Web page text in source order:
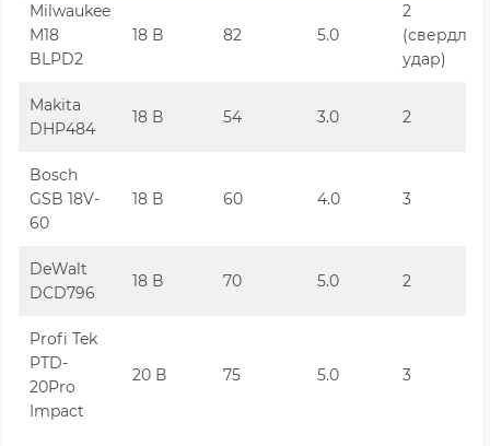
Milwaukee
M18
BLPD2
18 В 82 5.0
2
удар)
Makita
DHP484
18 В 54 3.0 2
Bosch
GSB 18V-
60
18 В 60 4.0 3
DeWalt
DCD796
18 В 70 5.0 2
Profi Tek
PTD-
20Pro
Impact
20 В 75 5.0 3